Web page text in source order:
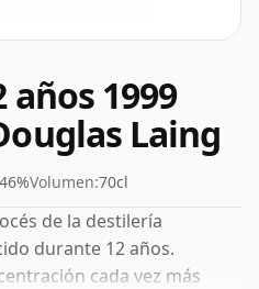
años 1999
Laing
46%Volumen:70cl
de la destilería
durante 12 años.
cada vez más